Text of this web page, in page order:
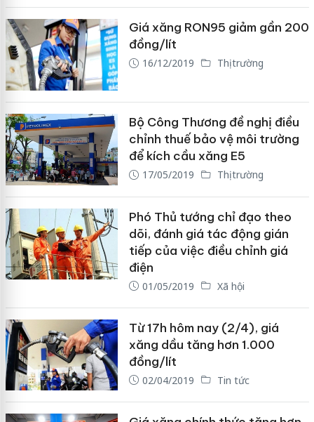
Giá xăng RON95 giảm gần 200
đồng/lít
16/12/2019 Thị trường
Bộ Công Thương đề nghị điều
chỉnh thuế bảo vệ môi trường
để kích cầu xăng E5
17/05/2019 Thị trường
Phó Thủ tướng chỉ đạo theo
dõi, đánh giá tác động gián
tiếp của việc điều chỉnh giá
điện
01/05/2019 Xã hội
Từ 17h hôm nay (2/4), giá
xăng dầu tăng hơn 1.000
đồng/lít
02/04/2019 Tin tức